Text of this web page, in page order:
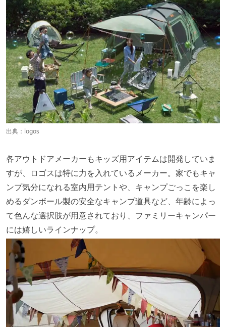
出典： logos
各アウトドアメーカーもキッズ用アイテムは開発していま
すが、ロゴスは特に力を入れているメーカー。家でもキャ
ンプ気分になれる室内用テントや、キャンプごっこを楽し
めるダンボール製の安全なキャンプ道具など、年齢によっ
て色んな選択肢が用意されており、ファミリーキャンパー
には嬉しいラインナップ。